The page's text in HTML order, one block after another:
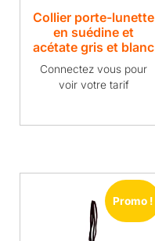
Collier porte-lunette
en suédine et
acétate gris et blanc
Connectez vous pour
voir votre tarif
Promo !